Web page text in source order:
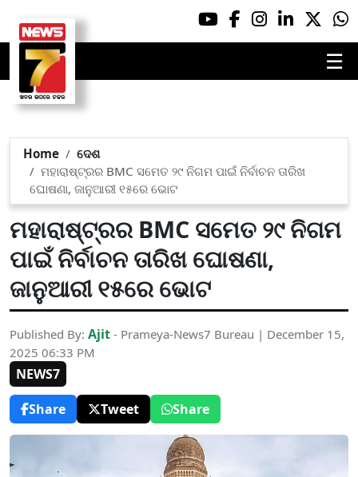
☰
Home
ଦେଶ
ମହାରାଷ୍ଟ୍ରର BMC ସମେତ ୨୯ ନିଗମ ପାଇଁ ନିର୍ବାଚନ ତାରିଖ
ଘୋଷଣା, ଜାନୁଆରୀ ୧୫ରେ ଭୋଟ
ମହାରାଷ୍ଟ୍ରର BMC ସମେତ ୨୯ ନିଗମ
ପାଇଁ ନିର୍ବାଚନ ତାରିଖ ଘୋଷଣା,
ଜାନୁଆରୀ ୧୫ରେ ଭୋଟ
Published By: Ajit - Prameya-News7 Bureau | December 15,
2025 06:33 PM
NEWS7
Share
Tweet Share